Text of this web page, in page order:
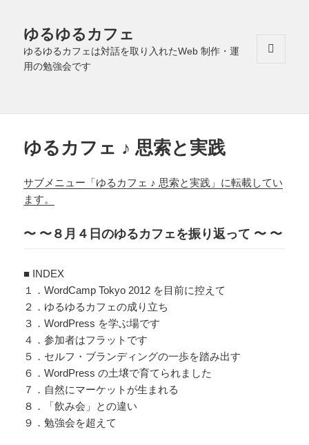
ゆるゆるカフェ
ゆるゆるカフェは対話を取り入れたWeb 制作・運
用の勉強会です
ゆるカフェ ♪ 思索と実践
サブメニュー「ゆるカフェ ♪ 思索と実践」に転載してい
ます。
〜 〜 ８月４日のゆるカフェを振り返って 〜 〜
■ INDEX
１．WordCamp Tokyo 2012 を目前に控えて
２．ゆるゆるカフェの成り立ち
３．WordPress を学ぶ場です
４．参加者はフラットです
５．セルフ・ブランディングの一歩を踏み出す
６．WordPress の土壌で育てられました
７．自然にマーケットが生まれる
８．「飲み会」との違い
９．勉強会を超えて